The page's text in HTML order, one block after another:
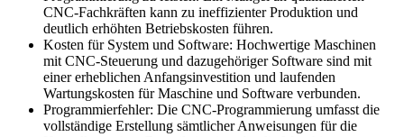
CNC-Fachkräften kann zu ineffizienter Produktion und
deutlich erhöhten Betriebskosten führen.
Kosten für System und Software: Hochwertige Maschinen
mit CNC-Steuerung und dazugehöriger Software sind mit
einer erheblichen Anfangsinvestition und laufenden
Wartungskosten für Maschine und Software verbunden.
Programmierfehler: Die CNC-Programmierung umfasst die
vollständige Erstellung sämtlicher Anweisungen für die